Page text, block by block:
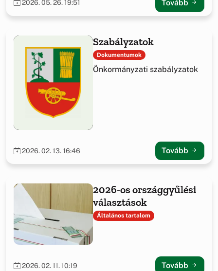
2026. 05. 26. 19:51 Tovább
Szabályzatok
Dokumentumok
Önkormányzati szabályzatok
2026. 02. 13. 16:46 Tovább
2026-os országgyűlési
választások
Általános tartalom
2026. 02. 11. 10:19 Tovább